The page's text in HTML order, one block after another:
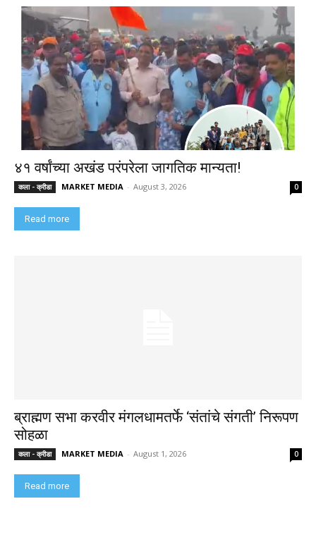
४१ वर्षांच्या अखंड परंपरेला जागतिक मान्यता!
कला - क्रीडा MARKET MEDIA - August 3, 2026 0
Read more
ब्राह्मण सभा करवीर मंगलधामतर्फे ‘संतांचे संगती’ निरूपण
सोहळा
कला - क्रीडा MARKET MEDIA - August 1, 2026 0
Read more